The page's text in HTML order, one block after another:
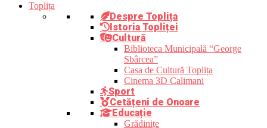
Toplița
Despre Toplița
Istoria Topliței
Cultură
Biblioteca Municipală “George
Sbârcea”
Casa de Cultură Toplița
Cinema 3D Calimani
Sport
Cetățeni de Onoare
Educație
Grădinițe